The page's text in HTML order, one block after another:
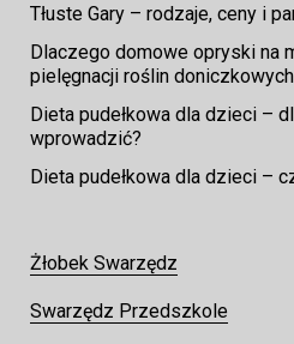
Tłuste Gary – rodzaje, ceny i
Dlaczego domowe opryski na
pielęgnacji roślin doniczkowych
Dieta pudełkowa dla dzieci –
wprowadzić?
Dieta pudełkowa dla dzieci –
Żłobek Swarzędz
Swarzędz Przedszkole